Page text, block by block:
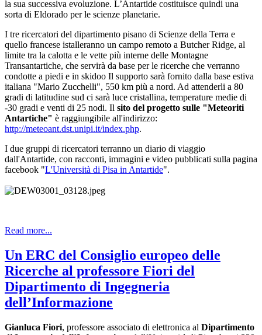
la sua successiva evoluzione. L’Antartide costituisce quindi una
sorta di Eldorado per le scienze planetarie.
I tre ricercatori del dipartimento pisano di Scienze della Terra e
quello francese istalleranno un campo remoto a Butcher Ridge, al
limite tra la calotta e le vette più interne delle Montagne
Transantartiche, che servirà da base per le ricerche che verranno
condotte a piedi e in skidoo Il supporto sarà fornito dalla base estiva
italiana "Mario Zucchelli", 550 km più a nord. Ad attenderli a 80
gradi di latitudine sud ci sarà luce cristallina, temperature medie di
-30 gradi e venti di 25 nodi. Il sito del progetto sulle "Meteoriti
Antartiche" è raggiungibile all'indirizzo:
http://meteoant.dst.unipi.it/index.php.
I due gruppi di ricercatori terranno un diario di viaggio
dall'Antartide, con racconti, immagini e video pubblicati sulla pagina
facebook "L'Università di Pisa in Antartide".
Read more...
Un ERC del Consiglio europeo delle
Ricerche al professore Fiori del
Dipartimento di Ingegneria
dell’Informazione
Gianluca Fiori, professore associato di elettronica al Dipartimento